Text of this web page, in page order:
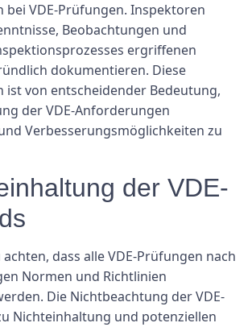
bei VDE-Prüfungen. Inspektoren
Beobachtungen und
ergriffenen
dokumentieren. Diese
ist von entscheidender Bedeutung,
der VDE-Anforderungen
Verbesserungsmöglichkeiten zu
der VDE-
dass alle VDE-Prüfungen nach
Normen und Richtlinien
Die Nichtbeachtung der VDE-
Nichteinhaltung und potenziellen